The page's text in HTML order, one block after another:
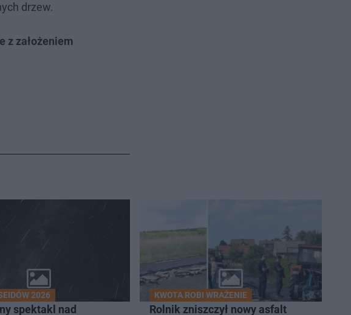
drzew.
z założeniem
2026
spektakl nad
KWOTA ROBI WRAŻENIE
Rolnik zniszczył nowy asfalt